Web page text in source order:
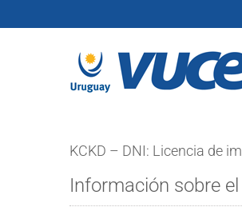
KCKD – DNI: Licencia de
Información sobre